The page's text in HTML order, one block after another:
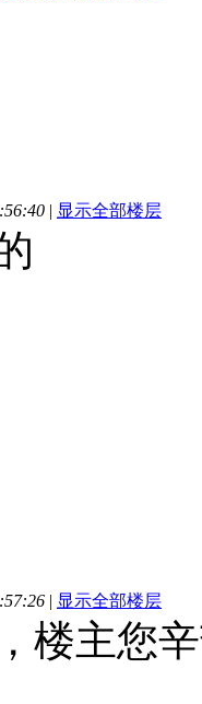
| 显示全部楼层
| 显示全部楼层
楼主您